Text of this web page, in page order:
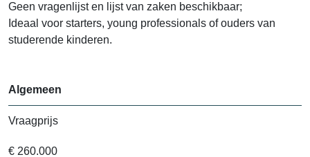
Geen vragenlijst en lijst van zaken beschikbaar;
Ideaal voor starters, young professionals of ouders van
studerende kinderen.
Algemeen
Vraagprijs
€ 260.000